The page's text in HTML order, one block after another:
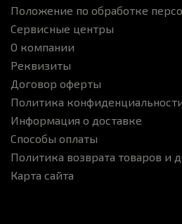
Положение по обработке
Сервисные центры
О компании
Реквизиты
Договор оферты
Политика
Информация о доставке
Способы оплаты
Политика возврата товаров и
Карта сайта